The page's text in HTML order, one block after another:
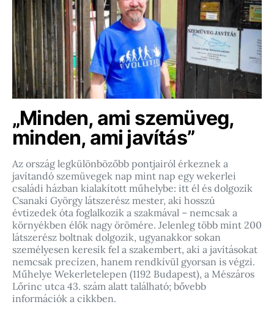
„Minden, ami szemüveg,
minden, ami javítás”
Az ország legkülönbözőbb pontjairól érkeznek a
javítandó szemüvegek nap mint nap egy wekerlei
családi házban kialakított műhelybe: itt él és dolgozik
Csanaki György látszerész mester, aki hosszú
évtizedek óta foglalkozik a szakmával – nemcsak a
környékben élők nagy örömére. Jelenleg több mint 200
látszerész boltnak dolgozik, ugyanakkor sokan
személyesen keresik fel a szakembert, aki a javításokat
nemcsak precízen, hanem rendkívül gyorsan is végzi.
Műhelye Wekerletelepen (1192 Budapest), a Mészáros
Lőrinc utca 43. szám alatt található; bővebb
információk a cikkben.